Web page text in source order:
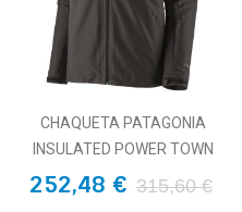
CHAQUETA PATAGONIA
INSULATED POWER TOWN
252,48 € 315,60 €